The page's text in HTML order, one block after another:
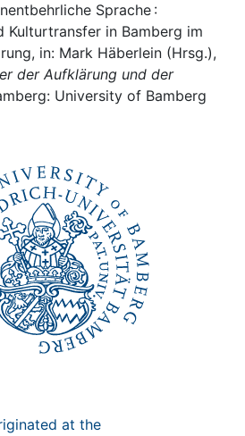
Sprache :
Kulturtransfer in Bamberg im
in: Mark Häberlein (Hrsg.),
der Aufklärung und der
University of Bamberg
at the